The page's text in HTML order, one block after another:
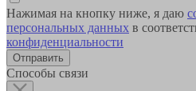
Нажимая на кнопку ниже, я даю
персональных данных в
конфиденциальности
Способы связи